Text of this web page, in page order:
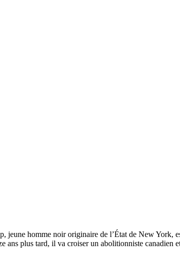
jeune homme noir originaire de l’État de New York,
plus tard, il va croiser un abolitionniste canadien